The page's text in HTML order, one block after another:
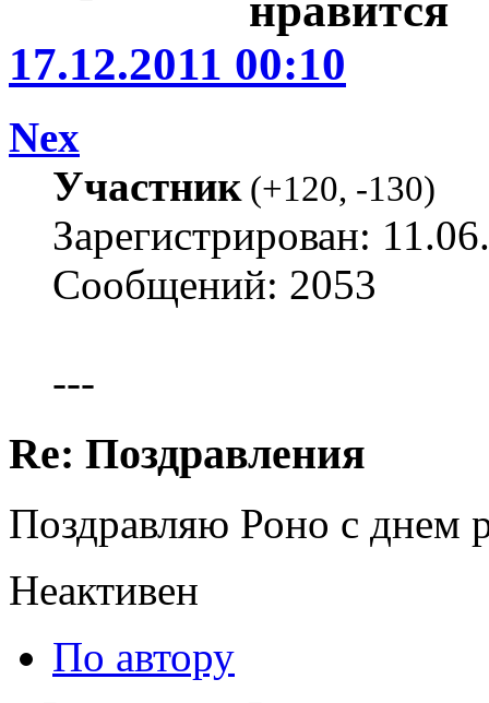
17.12.2011 00:10
Nex
Участник(+120, -130)
Зарегистрирован:
Сообщений: 2053
---
Re: Поздравления
Поздравляю Роно с днем
Неактивен
По автору